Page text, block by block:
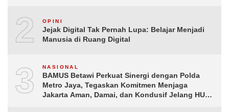
2 OPINI
Jejak Digital Tak Pernah Lupa: Belajar Menjadi
Manusia di Ruang Digital
3 NASIONAL
BAMUS Betawi Perkuat Sinergi dengan Polda
Metro Jaya, Tegaskan Komitmen Menjaga
Jakarta Aman, Damai, dan Kondusif Jelang HUT